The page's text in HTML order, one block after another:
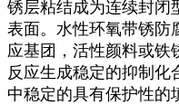
锈层粘结成为连续封闭
表面。水性环氧带锈防
应基团，活性颜料或铁
反应生成稳定的抑制化
中稳定的具有保护性的